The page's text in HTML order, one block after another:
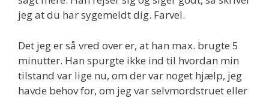
jeg at du har sygemeldt dig. Farvel.
Det jeg er så vred over er, at han max. brugte 5
minutter. Han spurgte ikke ind til hvordan min
tilstand var lige nu, om der var noget hjælp, jeg
havde behov for, om jeg var selvmordstruet eller